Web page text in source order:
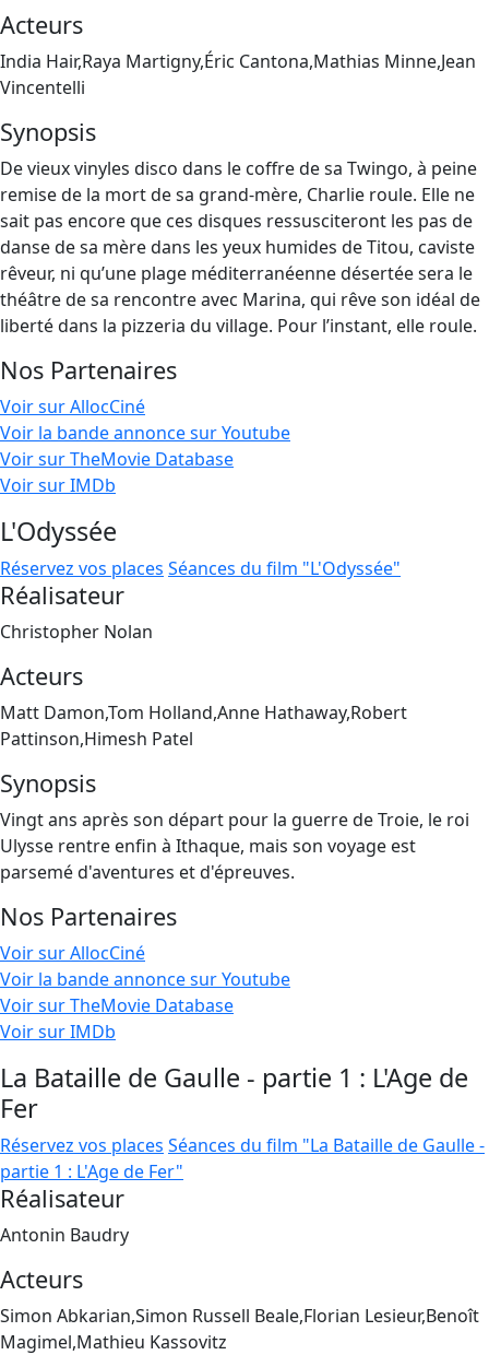
Acteurs
India Hair,Raya Martigny,Éric Cantona,Mathias Minne,Jean
Vincentelli
Synopsis
De vieux vinyles disco dans le coffre de sa Twingo, à peine
remise de la mort de sa grand-mère, Charlie roule. Elle ne
sait pas encore que ces disques ressusciteront les pas de
danse de sa mère dans les yeux humides de Titou, caviste
rêveur, ni qu’une plage méditerranéenne désertée sera le
théâtre de sa rencontre avec Marina, qui rêve son idéal de
liberté dans la pizzeria du village. Pour l’instant, elle roule.
Nos Partenaires
Voir sur AllocCiné
Voir la bande annonce sur Youtube
Voir sur TheMovie Database
Voir sur IMDb
L'Odyssée
Réservez vos places Séances du film "L'Odyssée"
Réalisateur
Christopher Nolan
Acteurs
Matt Damon,Tom Holland,Anne Hathaway,Robert
Pattinson,Himesh Patel
Synopsis
Vingt ans après son départ pour la guerre de Troie, le roi
Ulysse rentre enfin à Ithaque, mais son voyage est
parsemé d'aventures et d'épreuves.
Nos Partenaires
Voir sur AllocCiné
Voir la bande annonce sur Youtube
Voir sur TheMovie Database
Voir sur IMDb
La Bataille de Gaulle - partie 1 : L'Age de
Fer
Réservez vos places Séances du film "La Bataille de Gaulle -
partie 1 : L'Age de Fer"
Réalisateur
Antonin Baudry
Acteurs
Simon Abkarian,Simon Russell Beale,Florian Lesieur,Benoît
Magimel,Mathieu Kassovitz